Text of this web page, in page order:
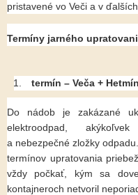
pristavené vo Veči a v
Termíny jarného
termín – Veča +
Do nádob je zakázané
elektroodpad,
a nebezpečné zložky
termínov upratovania
vždy počkať, kým sa
kontajneroch netvoril